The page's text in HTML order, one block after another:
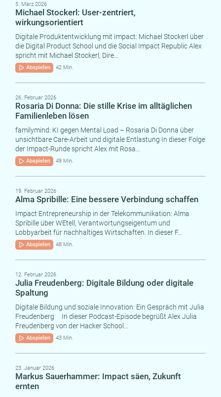
5. März 2026
Michael Stockerl: User-zentriert,
wirkungsorientiert
Digitale Produktentwicklung mit Impact: Michael Stockerl über
die Digital Product School und die Social Impact Republic Alex
spricht mit Michael Stockerl, Dire…
Abspielen 42 Min.
26. Februar 2026
Rosaria Di Donna: Die stille Krise im alltäglichen
Familienleben lösen
familymind: KI gegen Mental Load – Rosaria Di Donna über
unsichtbare Care-Arbeit und digitale Entlastung In dieser Folge
der Impact-Runde spricht Alex mit Rosa…
Abspielen 49 Min.
19. Februar 2026
Alma Spribille: Eine bessere Verbindung schaffen
Impact Entrepreneurship in der Telekommunikation: Alma
Spribille über WEtell, Verantwortungseigentum und
Lobbyarbeit für nachhaltiges Wirtschaften. In dieser F…
Abspielen 48 Min.
12. Februar 2026
Julia Freudenberg: Digitale Bildung oder digitale
Spaltung
Digitale Bildung und soziale Innovation: Ein Gespräch mit Julia
Freudenberg In dieser Podcast-Episode begrüßt Alex Julia
Freudenberg von der Hacker School…
Abspielen 43 Min.
23. Januar 2026
Markus Sauerhammer: Impact säen, Zukunft
ernten